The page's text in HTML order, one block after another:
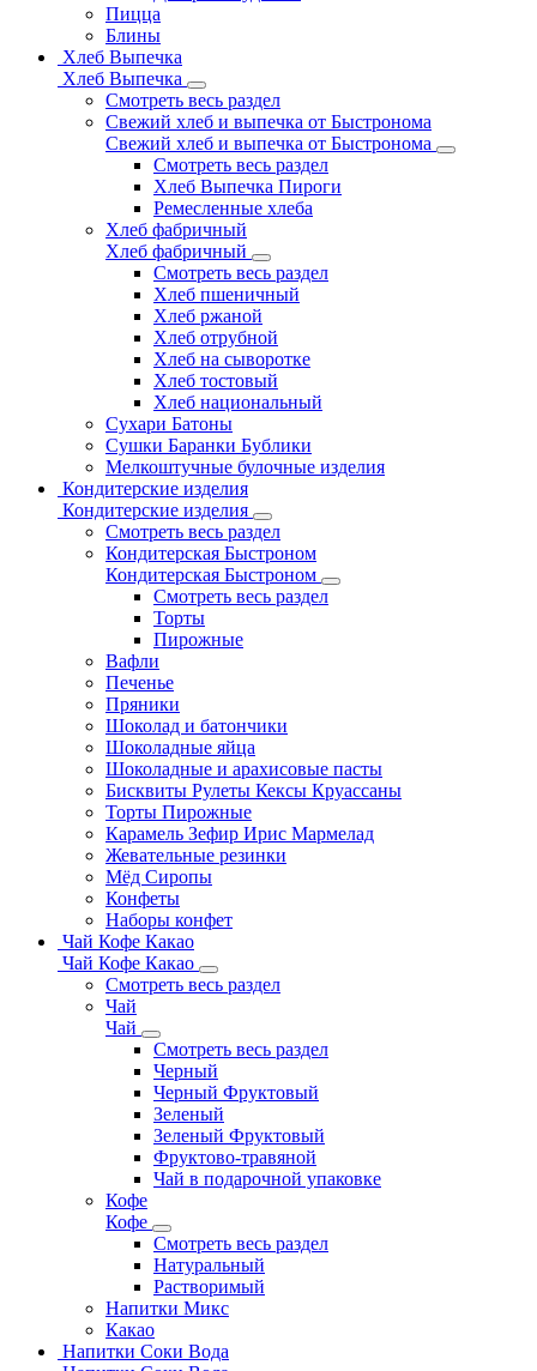
Пицца
Блины
Хлеб Выпечка
Хлеб Выпечка
Смотреть весь раздел
Свежий хлеб и выпечка от Быстронома
Свежий хлеб и выпечка от Быстронома
Смотреть весь раздел
Хлеб Выпечка Пироги
Ремесленные хлеба
Хлеб фабричный
Хлеб фабричный
Смотреть весь раздел
Хлеб пшеничный
Хлеб ржаной
Хлеб отрубной
Хлеб на сыворотке
Хлеб тостовый
Хлеб национальный
Сухари Батоны
Сушки Баранки Бублики
Мелкоштучные булочные изделия
Кондитерские изделия
Кондитерские изделия
Смотреть весь раздел
Кондитерская Быстроном
Кондитерская Быстроном
Смотреть весь раздел
Торты
Пирожные
Вафли
Печенье
Пряники
Шоколад и батончики
Шоколадные яйца
Шоколадные и арахисовые пасты
Бисквиты Рулеты Кексы Круассаны
Торты Пирожные
Карамель Зефир Ирис Мармелад
Жевательные резинки
Мёд Сиропы
Конфеты
Наборы конфет
Чай Кофе Какао
Чай Кофе Какао
Смотреть весь раздел
Чай
Чай
Смотреть весь раздел
Черный
Черный Фруктовый
Зеленый
Зеленый Фруктовый
Фруктово-травяной
Чай в подарочной упаковке
Кофе
Кофе
Смотреть весь раздел
Натуральный
Растворимый
Напитки Микс
Какао
Напитки Соки Вода